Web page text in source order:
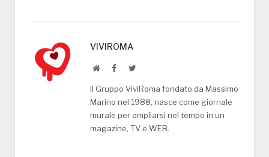
VIVIROMA
WebsiteFacebookTwitter
Il Gruppo ViviRoma fondato da Massimo
Marino nel 1988, nasce come giornale
murale per ampliarsi nel tempo in un
magazine, TV e WEB.